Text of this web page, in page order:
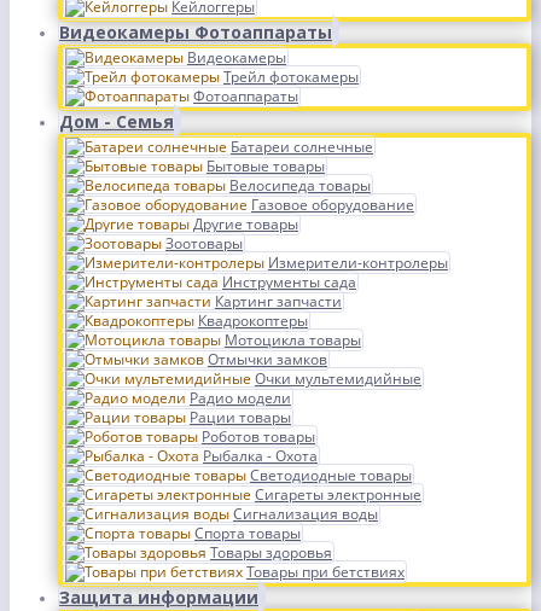
Кейлоггеры
Видеокамеры Фотоаппараты
Видеокамеры
Трейл фотокамеры
Фотоаппараты
Дом - Семья
Батареи солнечные
Бытовые товары
Велосипеда товары
Газовое оборудование
Другие товары
Зоотовары
Измерители-контролеры
Инструменты сада
Картинг запчасти
Квадрокоптеры
Мотоцикла товары
Отмычки замков
Очки мультемидийные
Радио модели
Рации товары
Роботов товары
Рыбалка - Охота
Светодиодные товары
Сигареты электронные
Сигнализация воды
Спорта товары
Товары здоровья
Товары при бетствиях
Защита информации